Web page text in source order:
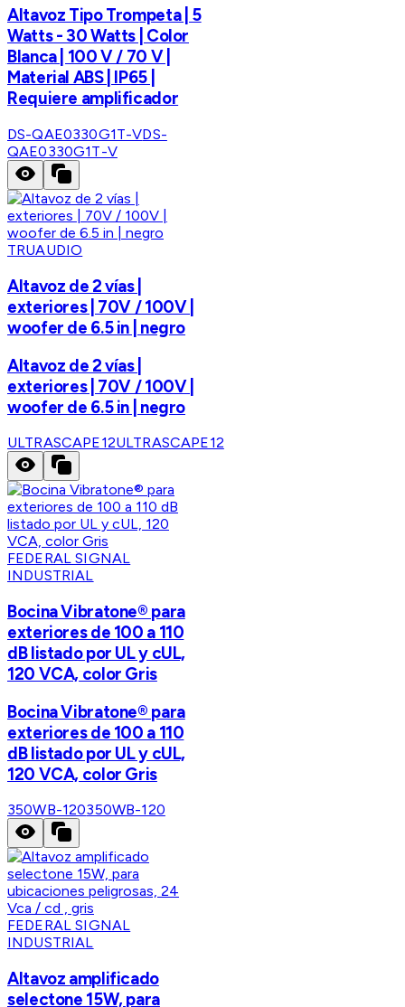
Altavoz Tipo Trompeta | 5
Watts - 30 Watts | Color
Blanca | 100 V / 70 V |
Material ABS | IP65 |
Requiere amplificador
DS-QAE0330G1T-VDS-
QAE0330G1T-V
TRUAUDIO
Altavoz de 2 vías |
exteriores | 70V / 100V |
woofer de 6.5 in | negro
Altavoz de 2 vías |
exteriores | 70V / 100V |
woofer de 6.5 in | negro
ULTRASCAPE12ULTRASCAPE12
FEDERAL SIGNAL
INDUSTRIAL
Bocina Vibratone® para
exteriores de 100 a 110
dB listado por UL y cUL,
120 VCA, color Gris
Bocina Vibratone® para
exteriores de 100 a 110
dB listado por UL y cUL,
120 VCA, color Gris
350WB-120350WB-120
FEDERAL SIGNAL
INDUSTRIAL
Altavoz amplificado
selectone 15W, para